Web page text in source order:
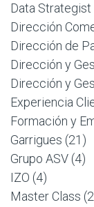
Data Strategist
Dirección
Dirección de
Dirección y
Dirección y
Experiencia
Formación y
Garrigues (21)
Grupo ASV (4)
IZO (4)
Master Class